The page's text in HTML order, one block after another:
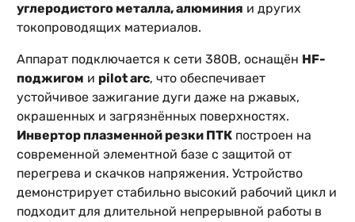
углеродистого металла, алюминия и других
токопроводящих материалов.
Аппарат подключается к сети 380В, оснащён HF-
поджигом и pilot arc, что обеспечивает
устойчивое зажигание дуги даже на ржавых,
окрашенных и загрязнённых поверхностях.
Инвертор плазменной резки ПТК построен на
современной элементной базе с защитой от
перегрева и скачков напряжения. Устройство
демонстрирует стабильно высокий рабочий цикл и
подходит для длительной непрерывной работы в